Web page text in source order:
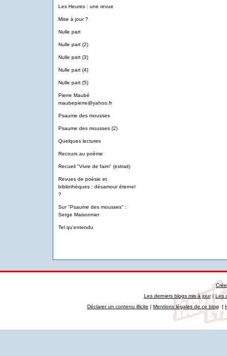
Les Heures : une revue
Mise à jour ?
Nulle part
Nulle part (2)
Nulle part (3)
Nulle part (4)
Nulle part (5)
Pierre Maubé
maubepierre@yahoo.fr
Psaume des mousses
Psaume des mousses (2)
Quelques lectures
Recours au poème
Recueil "Vivre de faim" (extrait)
Revues de poésie et
bibliothèques : désamour éternel
?
Sur "Psaume des mousses" :
Serge Maisonnier
Tel qu'entendu
Les derniers blogs mis à jour|Les
Déclarer un contenu illicite | Mentions légales de ce blog|